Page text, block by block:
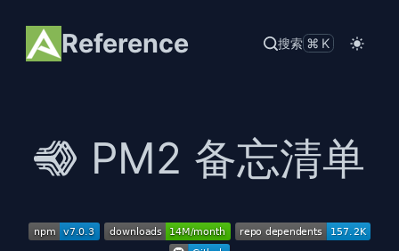
Reference 搜索 ⌘K
PM2 备忘清单